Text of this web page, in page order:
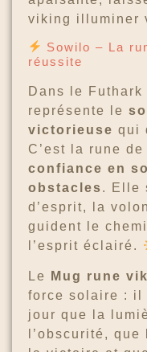
viking illuminer
Sowilo – La
réussite
Dans le Futhark
représente le
victorieuse qui
C’est la rune de
confiance en
obstacles. Elle
d’esprit, la
guident le
l’esprit éclairé.
Le Mug rune
force solaire : il
jour que la
l’obscurité,